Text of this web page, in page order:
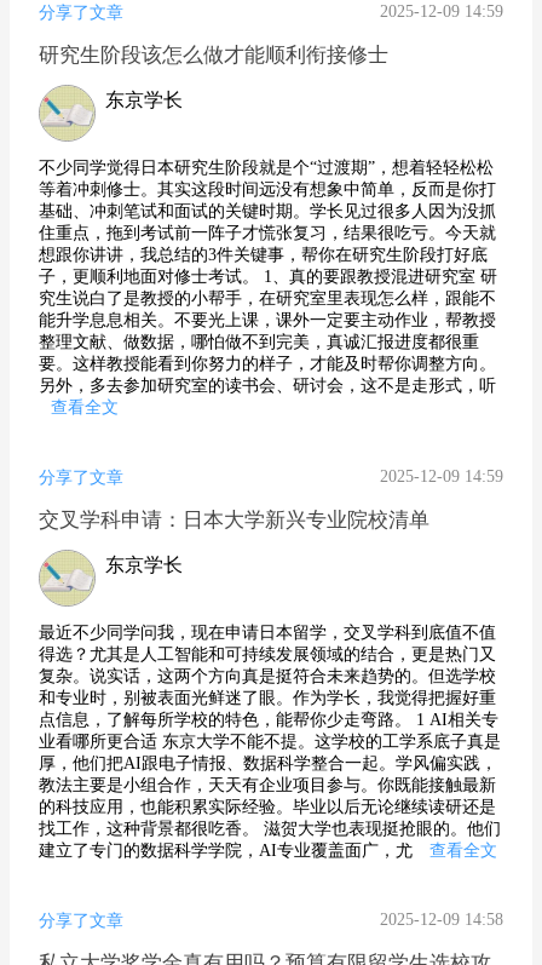
分享了文章 2025-12-09 14:59
研究生阶段该怎么做才能顺利衔接修士
东京学长
不少同学觉得日本研究生阶段就是个“过渡期”，想着轻轻松松
等着冲刺修士。其实这段时间远没有想象中简单，反而是你打
基础、冲刺笔试和面试的关键时期。学长见过很多人因为没抓
住重点，拖到考试前一阵子才慌张复习，结果很吃亏。今天就
想跟你讲讲，我总结的3件关键事，帮你在研究生阶段打好底
子，更顺利地面对修士考试。 1、真的要跟教授混进研究室 研
究生说白了是教授的小帮手，在研究室里表现怎么样，跟能不
能升学息息相关。不要光上课，课外一定要主动作业，帮教授
整理文献、做数据，哪怕做不到完美，真诚汇报进度都很重
要。这样教授能看到你努力的样子，才能及时帮你调整方向。
另外，多去参加研究室的读书会、研讨会，这不是走形式，听
查看全文
分享了文章 2025-12-09 14:59
交叉学科申请：日本大学新兴专业院校清单
东京学长
最近不少同学问我，现在申请日本留学，交叉学科到底值不值
得选？尤其是人工智能和可持续发展领域的结合，更是热门又
复杂。说实话，这两个方向真是挺符合未来趋势的。但选学校
和专业时，别被表面光鲜迷了眼。作为学长，我觉得把握好重
点信息，了解每所学校的特色，能帮你少走弯路。 1 AI相关专
业看哪所更合适 东京大学不能不提。这学校的工学系底子真是
厚，他们把AI跟电子情报、数据科学整合一起。学风偏实践，
教法主要是小组合作，天天有企业项目参与。你既能接触最新
的科技应用，也能积累实际经验。毕业以后无论继续读研还是
找工作，这种背景都很吃香。 滋贺大学也表现挺抢眼的。他们
建立了专门的数据科学学院，AI专业覆盖面广，尤
查看全文
分享了文章 2025-12-09 14:58